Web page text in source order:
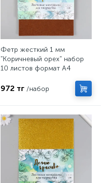
Фетр жесткий 1 мм
"Коричневый орех" набор
10 листов формат А4
972 тг /набор